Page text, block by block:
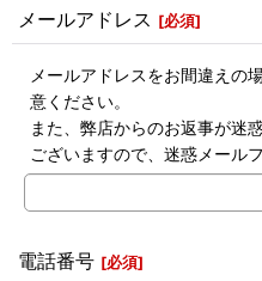
メールアドレス [必須]
メールアドレスをお間違えの
意ください。
また、弊店からのお返事が迷
ございますので、迷惑メール
電話番号 [必須]